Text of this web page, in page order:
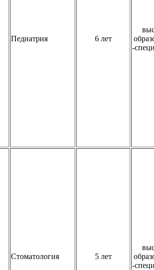
Педиатрия 6 лет
-
Стоматология 5 лет
-